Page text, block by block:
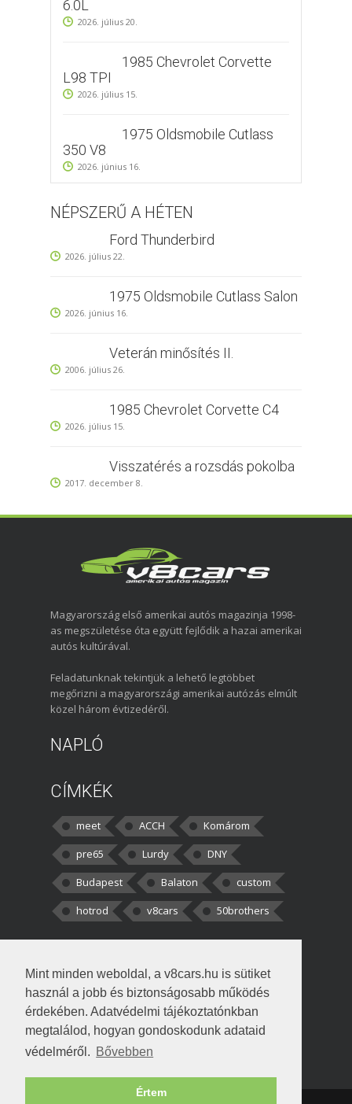
Mint minden weboldal, a v8cars.hu is sütiket
használ a jobb és biztonságosabb működés
érdekében. Adatvédelmi tájékoztatónkban
megtalálod, hogyan gondoskodunk adataid
védelméről. Bővebben
Értem
6.0L
2026. július 20.
1985 Chevrolet Corvette
L98 TPI
2026. július 15.
1975 Oldsmobile Cutlass
350 V8
2026. június 16.
NÉPSZERŰ A HÉTEN
Ford Thunderbird
2026. július 22.
1975 Oldsmobile Cutlass Salon
2026. június 16.
Veterán minősítés II.
2006. július 26.
1985 Chevrolet Corvette C4
2026. július 15.
Visszatérés a rozsdás pokolba
2017. december 8.
Magyarország első amerikai autós magazinja 1998-
as megszületése óta együtt fejlődik a hazai amerikai
autós kultúrával.
Feladatunknak tekintjük a lehető legtöbbet
megőrizni a magyarországi amerikai autózás elmúlt
közel három évtizedéről.
NAPLÓ
CÍMKÉK
meet ACCH
Komárom
pre65
Lurdy
DNY
Budapest
Balaton
custom
hotrod
v8cars 50brothers
kortisz:Elszúrtam! Én csak két
darabbaal számoltam. Nem tudtam, hogy fél autót,
Béke:
!fasza Örültem is nagyon, amikor